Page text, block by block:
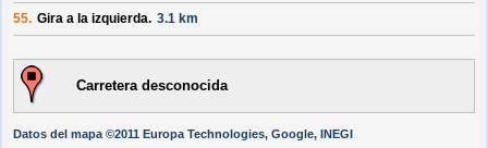
55. Gira a la izquierda. 3.1 km
Carretera desconocida
Datos del mapa ©2011 Europa Technologies, Google, INEGI